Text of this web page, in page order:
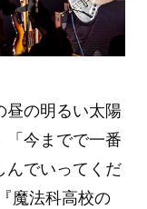
昼の明るい太陽
「今までで一番
んでいってくだ
魔法科高校の